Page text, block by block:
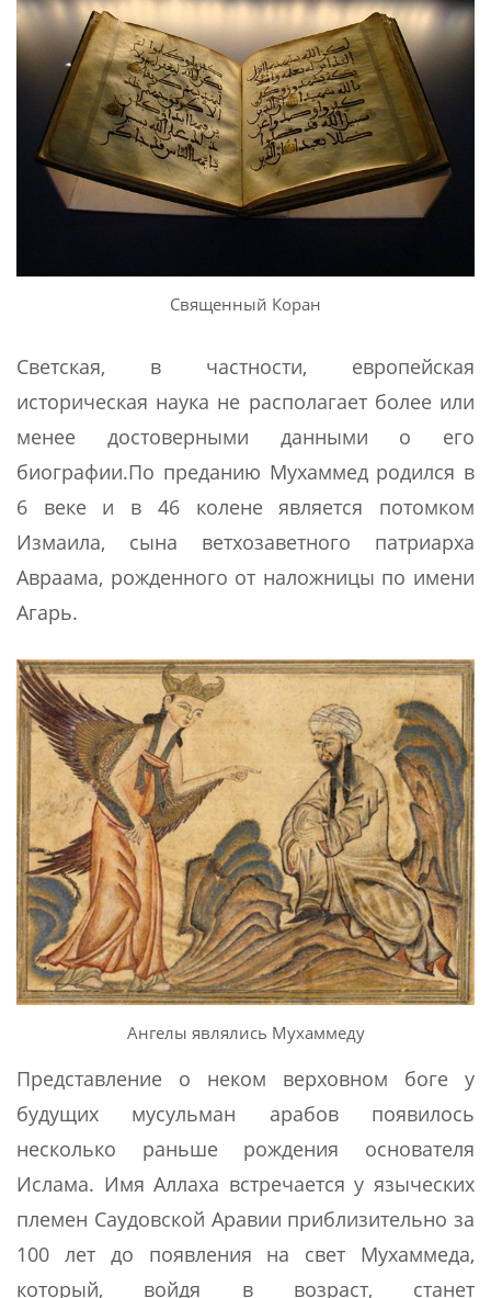
Священный Коран
Светская, в частности, европейская
историческая наука не располагает более или
менее достоверными данными о его
биографии.По преданию Мухаммед родился в
6 веке и в 46 колене является потомком
Измаила, сына ветхозаветного патриарха
Авраама, рожденного от наложницы по имени
Агарь.
Ангелы являлись Мухаммеду
Представление о неком верховном боге у
будущих мусульман арабов появилось
несколько раньше рождения основателя
Ислама. Имя Аллаха встречается у языческих
племен Саудовской Аравии приблизительно за
100 лет до появления на свет Мухаммеда,
который, войдя в возраст, станет